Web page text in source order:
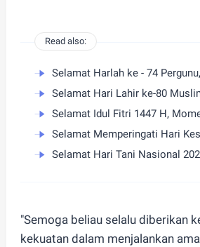
Read also:
"Semoga beliau selalu diberikan
kekuatan dalam menjalankan